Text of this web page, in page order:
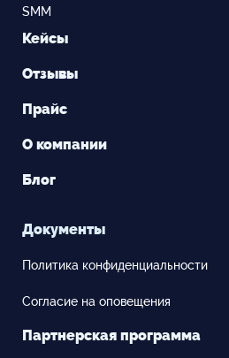
SMM
Кейсы
Отзывы
Прайс
О компании
Блог
Документы
Политика конфиденциальности
Согласие на оповещения
Партнерская программа